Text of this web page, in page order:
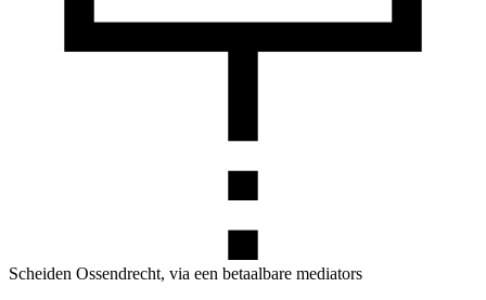
Scheiden Ossendrecht, via een betaalbare mediators